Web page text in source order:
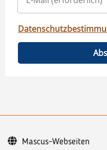
Mascus-Webseiten